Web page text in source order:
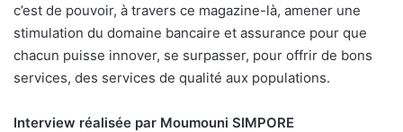
c’est de pouvoir, à travers ce magazine-là, amener une
stimulation du domaine bancaire et assurance pour que
chacun puisse innover, se surpasser, pour offrir de bons
services, des services de qualité aux populations.
Interview réalisée par Moumouni SIMPORE